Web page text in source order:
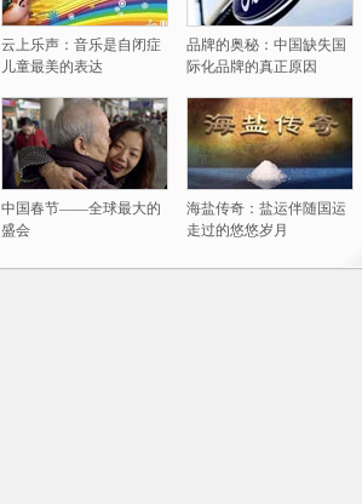
云上乐声：音乐是自闭症
儿童最美的表达
品牌的奥秘：中国缺失国
际化品牌的真正原因
中国春节——全球最大的
盛会
海盐传奇：盐运伴随国运
走过的悠悠岁月